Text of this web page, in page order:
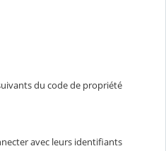
du code de propriété
avec leurs identifiants